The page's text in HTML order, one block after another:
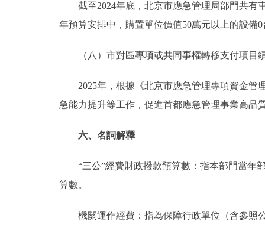
截至2024年底，北京市應急管理局部門共有車
年預算安排中，購置單位價值50萬元以上的設備
（八）市對區專項或共同事權轉移支付項目
2025年，根據《北京市應急管理專項資金管理
急能力提升等工作，促進首都應急管理事業高品
六、名詞解釋
“三公”經費財政撥款預算數：指本部門當年部
算數。
機關運作經費：指為保障行政單位（含參照公